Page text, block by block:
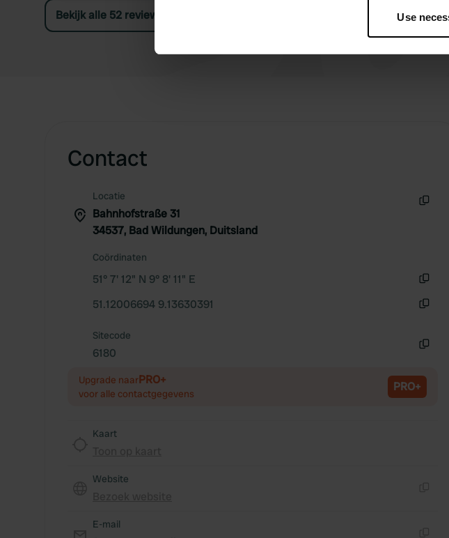
Find out more about how your personal data is
Use
Bekijk alle 52 reviews
Contact
Locatie
Bahnhofstraße 31
34537, Bad Wildungen, Duitsland
Coördinaten
51° 7' 12" N 9° 8' 11" E
51.12006694 9.13630391
Sitecode
6180
Upgrade naarPRO+
voor alle contactgegevens PRO+
Kaart
Website
E-mail